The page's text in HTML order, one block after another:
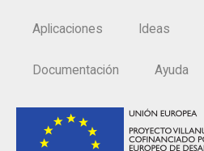
Aplicaciones Ideas
Documentación Ayuda